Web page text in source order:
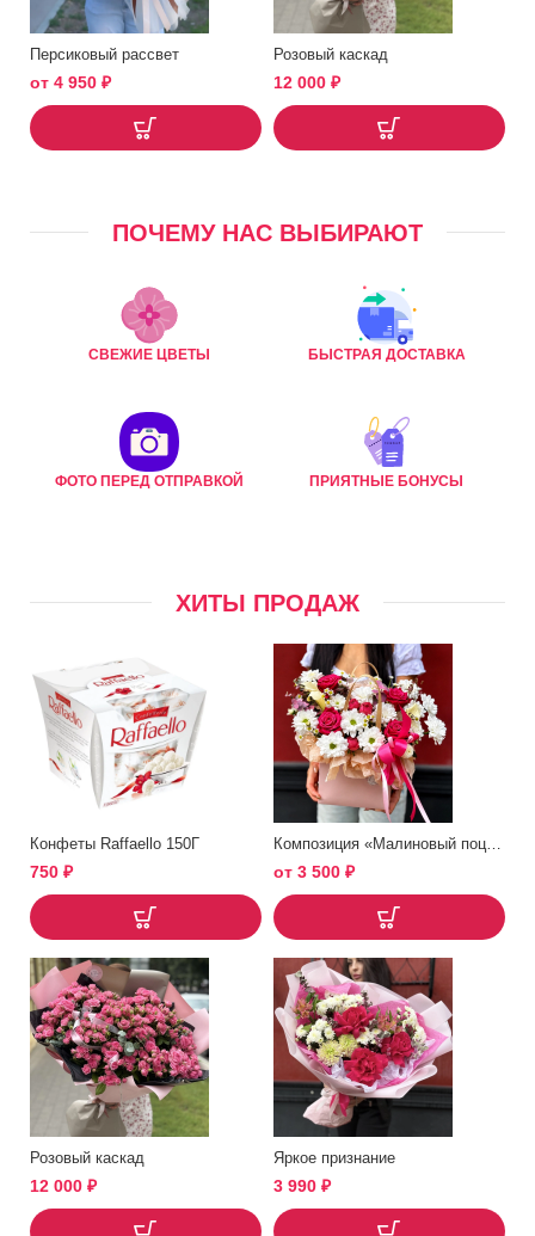
Персиковый рассвет
от 4 950 ₽
Розовый каскад
12 000 ₽
ПОЧЕМУ НАС ВЫБИРАЮТ
СВЕЖИЕ ЦВЕТЫ БЫСТРАЯ ДОСТАВКА
ФОТО ПЕРЕД ОТПРАВКОЙ ПРИЯТНЫЕ БОНУСЫ
ХИТЫ ПРОДАЖ
Конфеты Raffaello 150Г
750 ₽ от 3 500 ₽
Розовый каскад
12 000 ₽
Яркое признание
3 990 ₽